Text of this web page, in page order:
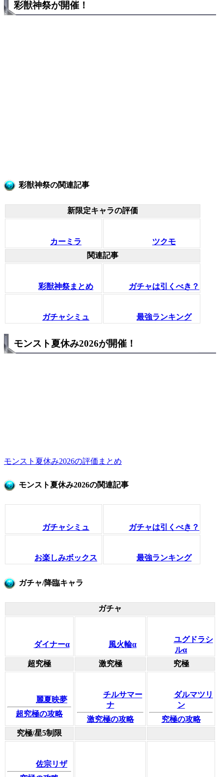
彩獣神祭が開催！
彩獣神祭の関連記事
新限定キャラの評価
カーミラ
ツクモ
関連記事
彩獣神祭まとめ ガチャは引くべき？
ガチャシミュ 最強ランキング
モンスト夏休み2026が開催！
モンスト夏休み2026の評価まとめ
モンスト夏休み2026の関連記事
ガチャシミュ ガチャは引くべき？
お楽しみボックス 最強ランキング
ガチャ/降臨キャラ
ガチャ
ダイナーα 風火輪α
ユグドラシ
ルα
超究極
激究極 究極
麗夏映夢
超究極の攻略
チルサマー
ナ
激究極の攻略
ダルマツリ
ン
究極の攻略
究極/星5制限
佐宗リザ